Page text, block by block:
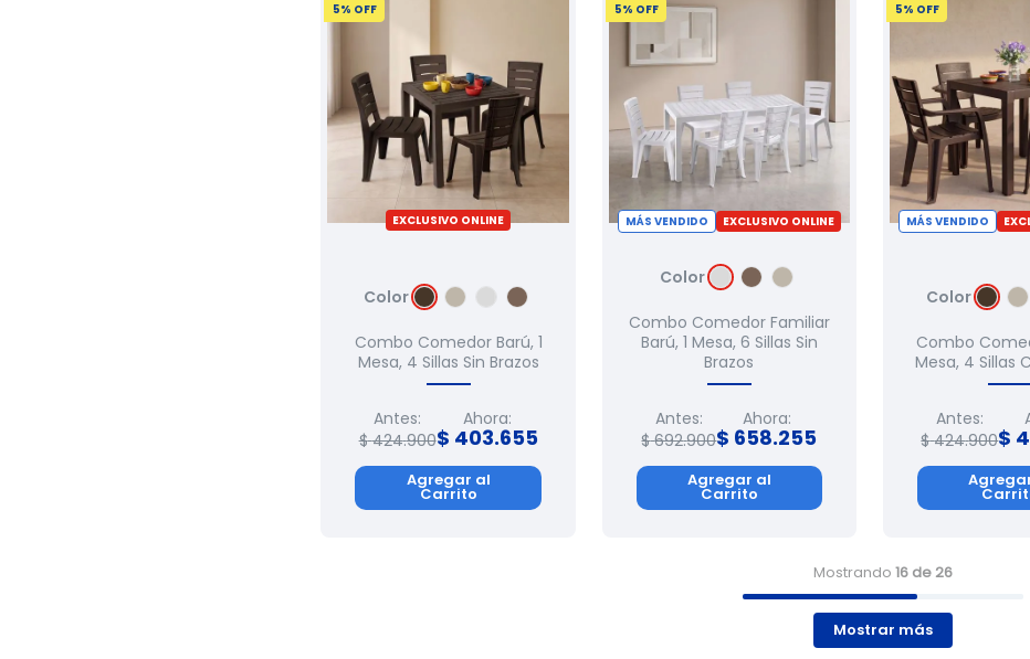
5% OFF
EXCLUSIVO ONLINE
Color
Combo Comedor Barú, 1
Mesa, 4 Sillas Sin Brazos
Antes:
$ 424.900
Ahora:
$ 403.655
Agregar al
Carrito
5% OFF
MÁS VENDIDO EXCLUSIVO ONLINE
Color
Combo Comedor Familiar
Barú, 1 Mesa, 6 Sillas Sin
Brazos
Antes:
$ 692.900
Ahora:
$ 658.255
Agregar al
Carrito
5% OFF
MÁS VENDIDO
Color
Combo
Mesa, 4 Sillas
Antes:
$ 424.900$
Mostrando16 de 26
Mostrar más